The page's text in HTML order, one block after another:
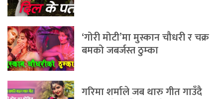
‘गोरी मोटी’मा मुस्कान चौधरी र चक्र
बमको जबर्जस्त ठुम्का
गरिमा शर्माले जब थारु गीत गाउँदै